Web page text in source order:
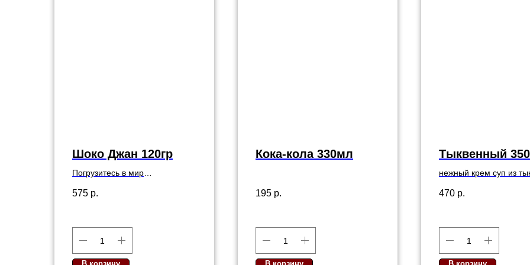
Шоко Джан 120гр
Погрузитесь в мир
десертом — нежная текстура
гармонично сочетается с
изысканными нотками
ванильного и шоколадного
575 р.
Кока-кола 330мл
195 р.
Тыквенный
нежный крем суп из
470 р.